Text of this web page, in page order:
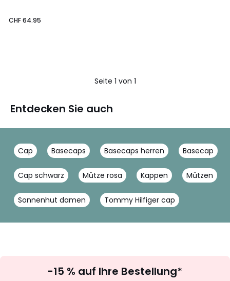
CHF 64.95
Seite 1 von 1
Entdecken Sie auch
Cap Basecaps Basecaps herren Basecap
Cap schwarz Mütze rosa Kappen Mützen
Sonnenhut damen Tommy Hilfiger cap
abonnieren
-15 % auf Ihre Bestellung*